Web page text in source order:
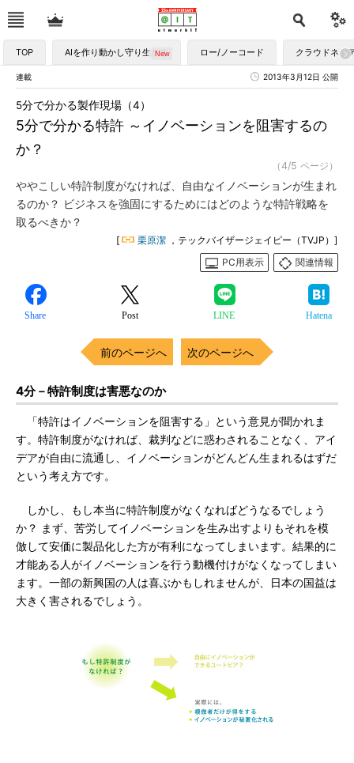
TOP AIを作り動かし守り生かす ロー/ノーコード クラウドネイ
連載 2013年3月12日 公開
5分で分かる特許 ～イノベーションを阻害するの
か？
5分で分かる製作現場（4）
（4/5 ページ）
ややこしい特許制度がなければ、自由なイノベーションが生まれ
るのか？ ビジネスを強固にするためにはどのような特許戦略を
取るべきか？
[ 栗原潔 ，テックバイザージェイピー（TVJP）]
PC用表示
関連情報
Share Post LINE Hatena
前のページへ 次のページへ
4分－特許制度は害悪なのか
「特許はイノベーションを阻害する」という意見が聞かれま
す。特許制度がなければ、裁判などに惑わされることなく、アイ
デアが自由に流通し、イノベーションがどんどん生まれるはずだ
という考え方です。
しかし、もし本当に特許制度がなくなればどうなるでしょう
か？ まず、苦労してイノベーションを生み出すよりもそれを模
倣して安価に製品化した方が有利になってしまいます。結果的に
才能ある人がイノベーションを行う動機付けがなくなってしまい
ます。一部の新興国の人は喜ぶかもしれませんが、日本の国益は
大きく害されるでしょう。